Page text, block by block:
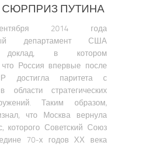
ПУТИНА
2014 года
департамент США
доклад, в котором
что Россия впервые после
достигла паритета с
области стратегических
Таким образом,
что Москва вернула
которого Советский Союз
70-х годов ХХ века